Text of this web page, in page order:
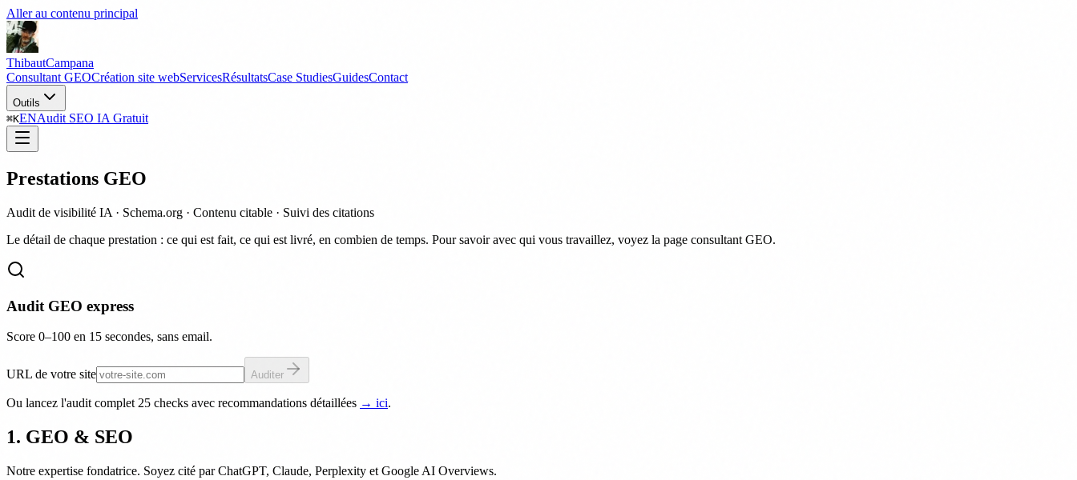
Aller au contenu principal
ThibautCampana
Consultant GEOCréation site webServicesRésultatsCase StudiesGuidesContact
Outils
⌘KENAudit SEO IA Gratuit
Prestations GEO
Audit de visibilité IA · Schema.org · Contenu citable · Suivi des citations
Le détail de chaque prestation : ce qui est fait, ce qui est livré, en combien de temps. Pour savoir avec qui vous travaillez, voyez la page consultant GEO.
Audit GEO express
Score 0–100 en 15 secondes, sans email.
URL de votre site Auditer
Ou lancez l'audit complet 25 checks avec recommandations détaillées → ici.
1. GEO & SEO
Notre expertise fondatrice. Soyez cité par ChatGPT, Claude, Perplexity et Google AI Overviews.